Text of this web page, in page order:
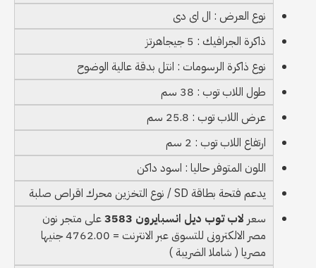
نوع العرض : ال اى دى
ذاكرة الجرافيك : 5 جيجاهرتز
نوع ذاكرة الرسومات : انتل بدقة عالية الوضوح
طول اللاب توب : 38 سم
عرض اللاب توب : 25.8 سم
ارتفاع اللاب توب : 2 سم
اللون المتوفر حاليا : اسود داكن
يدعم فتحة بطاقة SD / نوع التخزين محرك اقراص صلبة
سعر لاب توب ديل انسبايرون 3583
على متجر نون
مصر الالكترونى للتسوق عبر الانترنت = 4762.00 جنيها
مصريا ( شاملا الضريبة )